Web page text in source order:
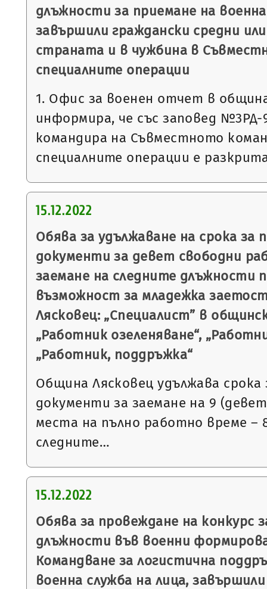
длъжности за приемане на
завършили граждански средни
страната и в чужбина в
специалните операции
1. Офис за военен отчет в
информира, че със заповед №3РД-
командира на Съвместното
специалните операции е
15.12.2022
Обява за удължаване на срока за
документи за девет свободни
заемане на следните длъжности
възможност за младежка
Лясковец: „Специалист” в
„Работник озеленяване“,
„Работник, поддръжка“
Община Лясковец удължава срока
документи за заемане на 9
места на пълно работно време –
следните…
15.12.2022
Обява за провеждане на конкурс
длъжности във военни
Командване за логистична
военна служба на лица,